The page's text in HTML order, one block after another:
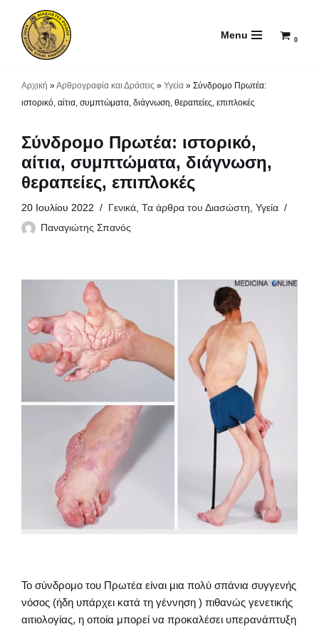
Μεταπηδήστε
Menu 0
Αρχική »Αρθρογραφία και Δράσεις » Υγεία » Σύνδρομο Πρωτέα:
ιστορικό, αίτια, συμπτώματα, διάγνωση, θεραπείες, επιπλοκές
Σύνδρομο Πρωτέα: ιστορικό,
αίτια, συμπτώματα, διάγνωση,
θεραπείες, επιπλοκές
20 Ιουλίου 2022 Γενικά, Τα άρθρα του Διασώστη, Υγεία
Παναγιώτης Σπανός
Το σύνδρομο του Πρωτέα είναι μια πολύ σπάνια συγγενής
νόσος (ήδη υπάρχει κατά τη γέννηση ) πιθανώς γενετικής
αιτιολογίας, η οποία μπορεί να προκαλέσει υπερανάπτυξη